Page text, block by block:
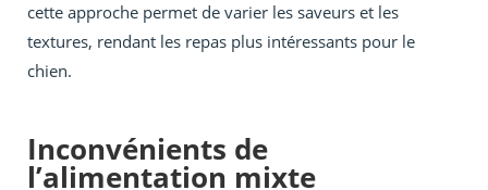
cette approche permet de varier les saveurs et les
textures, rendant les repas plus intéressants pour le
chien.
Inconvénients de
l’alimentation mixte